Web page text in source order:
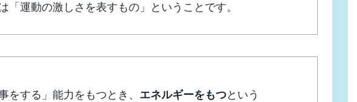
「運動の激しさを表すもの」ということです。
をする」能力をもつとき、 エネルギーをもつという